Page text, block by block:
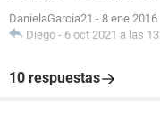
DanielaGarcia21 - 8 ene
Diego - 6 oct 2021 a las
10 respuestas